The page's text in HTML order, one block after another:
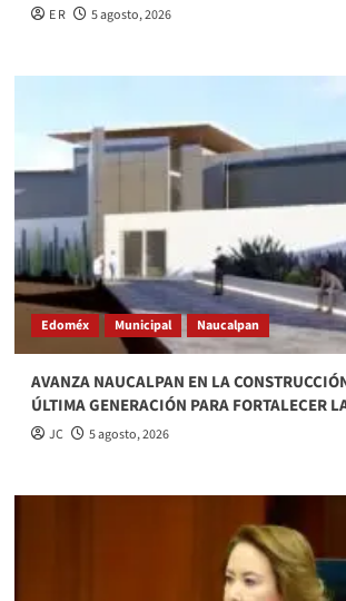
E R 5 agosto, 2026
Edoméx Municipal Naucalpan
AVANZA NAUCALPAN EN LA
ÚLTIMA GENERACIÓN PARA FORTALECER
JC 5 agosto, 2026